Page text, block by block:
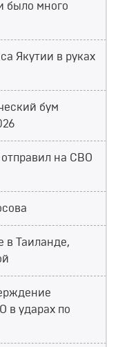
было много
Якутии в руках
бум
на СВО
в Таиланде,
в ударах по